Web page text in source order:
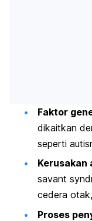
Faktor
dikaitkan
seperti
Kerusakan
savant
cedera
Proses